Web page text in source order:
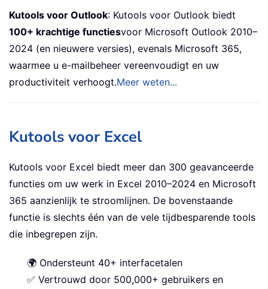
Kutools voor Outlook: Kutools voor Outlook biedt
100+ krachtige functiesvoor Microsoft Outlook 2010–
2024 (en nieuwere versies), evenals Microsoft 365,
waarmee u e-mailbeheer vereenvoudigt en uw
productiviteit verhoogt.Meer weten...
Kutools voor Excel
Kutools voor Excel biedt meer dan 300 geavanceerde
functies om uw werk in Excel 2010–2024 en Microsoft
365 aanzienlijk te stroomlijnen. De bovenstaande
functie is slechts één van de vele tijdbesparende tools
die inbegrepen zijn.
🌍 Ondersteunt 40+ interfacetalen
✅ Vertrouwd door 500,000+ gebruikers en